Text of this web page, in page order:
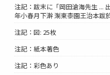
注記：跋末に「岡田滄海先生 ...
年小春月下澣 淛東桼園王治本跋
注記：図: 25枚
注記：紙本著色
注記：彩色あり